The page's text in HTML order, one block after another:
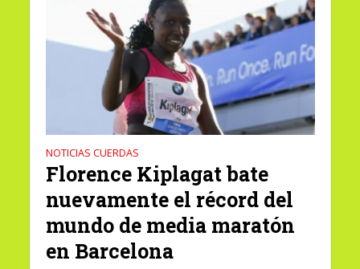
NOTICIAS CUERDAS
Florence Kiplagat bate
nuevamente el récord del
mundo de media maratón
en Barcelona